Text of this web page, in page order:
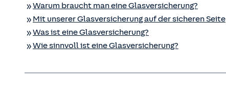
Warum braucht man eine Glas­versicherung?
Mit unserer Glas­versicherung auf der sicheren Seite
Was ist eine Glas­versicherung?
Wie sinnvoll ist eine Glas­versicherung?